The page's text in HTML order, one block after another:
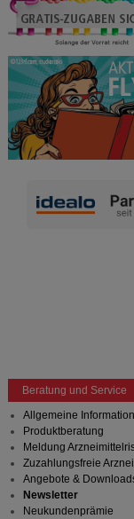
Beratung und Service
Allgemeine Information
Produktberatung
Meldung
Zuzahlungsfreie
Angebote &
Newsletter
Neukundenprämie